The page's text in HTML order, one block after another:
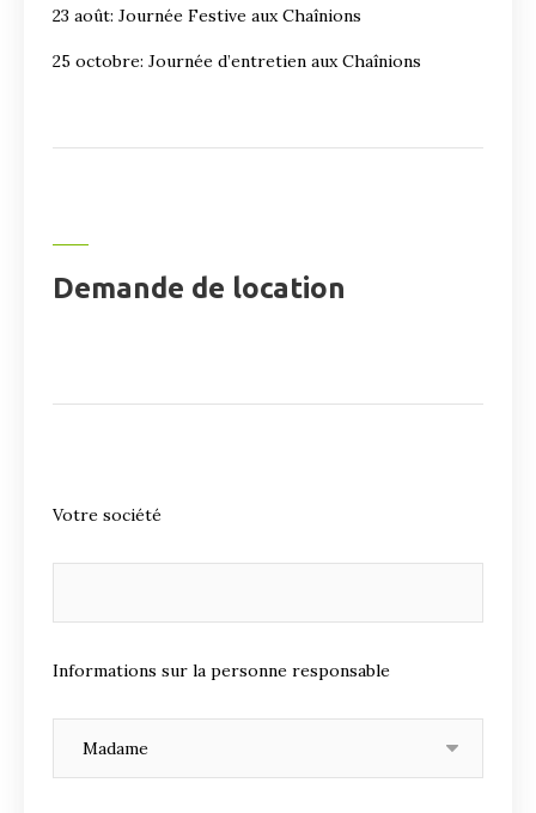
23 août: Journée Festive aux Chaînions
25 octobre: Journée d’entretien aux Chaînions
Demande de location
Votre société
Informations sur la personne responsable